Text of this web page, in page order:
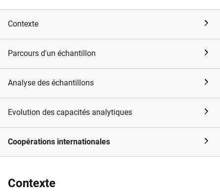
Contexte
Parcours d'un échantillon
Analyse des échantillons
Evolution des capacités analytiques
Coopérations internationales
Contexte